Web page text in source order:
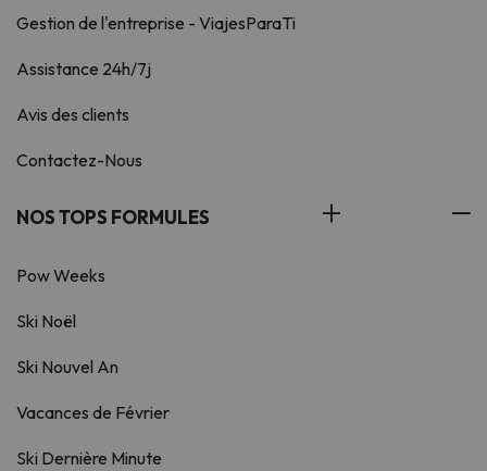
Gestion de l'entreprise - ViajesParaTi
Assistance 24h/7j
Avis des clients
Contactez-Nous
NOS TOPS FORMULES
Pow Weeks
Ski Noël
Ski Nouvel An
Vacances de Février
Ski Dernière Minute